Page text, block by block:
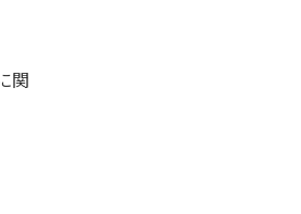
関